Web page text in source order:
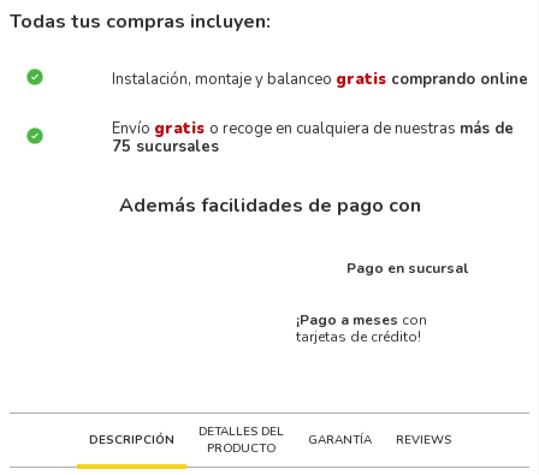
Todas tus compras incluyen:
Instalación, montaje y balanceo gratis comprando online
Envío gratis o recoge en cualquiera de nuestras más de
75 sucursales
Además facilidades de pago con
Pago en sucursal
¡Pago a meses con
tarjetas de crédito!
DESCRIPCIÓN
DETALLES DEL
PRODUCTO
GARANTÍA REVIEWS